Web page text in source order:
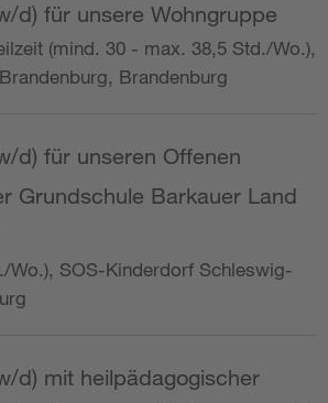
d) für unsere Wohngruppe
(mind. 30 - max. 38,5 Std./Wo.),
Brandenburg
d) für unseren Offenen
Grundschule Barkauer Land
Wo.), SOS-Kinderdorf Schleswig-
d) mit heilpädagogischer